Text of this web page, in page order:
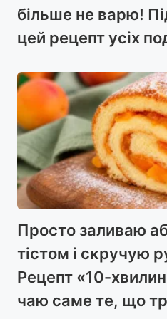
більше не варю!
цей рецепт усіх
Просто заливаю
тістом і скручую
Рецепт «10-
чаю саме те, що